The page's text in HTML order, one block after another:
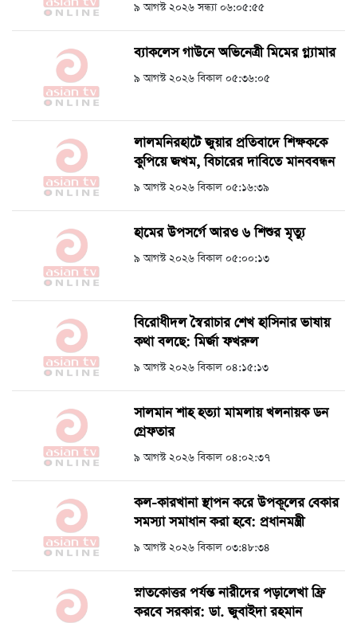
৯ আগস্ট ২০২৬ সন্ধ্যা ০৬:০৫:৫৫
ব্যাকলেস গাউনে অভিনেত্রী মিমের গ্ল্যামার
৯ আগস্ট ২০২৬ বিকাল ০৫:৩৬:০৫
লালমনিরহাটে জুয়ার প্রতিবাদে শিক্ষককে
কুপিয়ে জখম, বিচারের দাবিতে মানববন্ধন
৯ আগস্ট ২০২৬ বিকাল ০৫:১৬:৩৯
হামের উপসর্গে আরও ৬ শিশুর মৃত্যু
৯ আগস্ট ২০২৬ বিকাল ০৫:০০:১৩
বিরোধীদল স্বৈরাচার শেখ হাসিনার ভাষায়
কথা বলছে: মির্জা ফখরুল
৯ আগস্ট ২০২৬ বিকাল ০৪:১৫:১৩
সালমান শাহ হত্যা মামলায় খলনায়ক ডন
গ্রেফতার
৯ আগস্ট ২০২৬ বিকাল ০৪:০২:৩৭
কল-কারখানা স্থাপন করে উপকূলের বেকার
সমস্যা সমাধান করা হবে: প্রধানমন্ত্রী
৯ আগস্ট ২০২৬ বিকাল ০৩:৪৮:৩৪
স্নাতকোত্তর পর্যন্ত নারীদের পড়ালেখা ফ্রি
করবে সরকার: ডা. জুবাইদা রহমান